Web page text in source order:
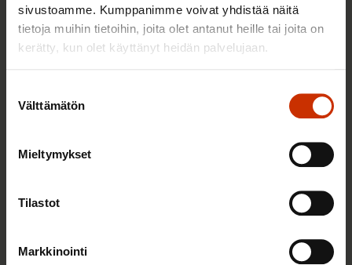
sivustoamme. Kumppanimme voivat yhdistää näitä
tietoja muihin tietoihin, joita olet antanut heille tai joita on
kerätty, kun olet käyttänyt heidän palvelujaan.
valinta
Välttämätön
Mieltymykset
Tilastot
Markkinointi
TYÖNTEKIJÄN OIKEUDET